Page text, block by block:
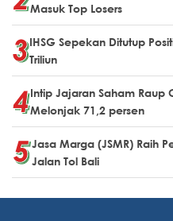
Masuk Top Losers
IHSG Sepekan Ditutup
Triliun
Intip Jajaran Saham Raup
Melonjak 71,2 persen
Jasa Marga (JSMR) Raih
Jalan Tol Bali